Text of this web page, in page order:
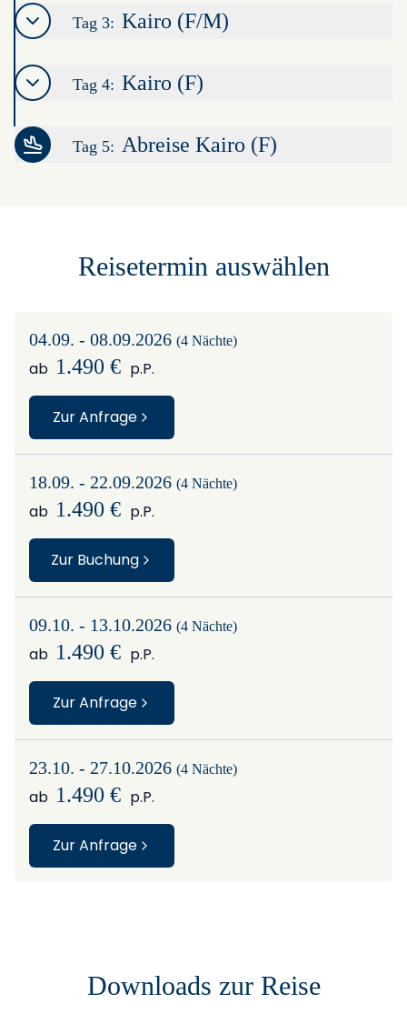
Tag 3: Kairo (F/M)
Tag 4: Kairo (F)
Tag 5: Abreise Kairo (F)
Reisetermin auswählen
04.09. - 08.09.2026 (4 Nächte)
ab 1.490 € p.P.
Zur Anfrage
18.09. - 22.09.2026 (4 Nächte)
ab 1.490 € p.P.
Zur Buchung
09.10. - 13.10.2026 (4 Nächte)
ab 1.490 € p.P.
Zur Anfrage
23.10. - 27.10.2026 (4 Nächte)
ab 1.490 € p.P.
Zur Anfrage
Downloads zur Reise